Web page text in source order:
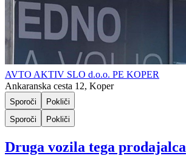
AVTO AKTIV SLO d.o.o. PE KOPER
Ankaranska cesta 12, Koper
Sporoči
Pokliči
Sporoči
Pokliči
Druga vozila tega prodajalca